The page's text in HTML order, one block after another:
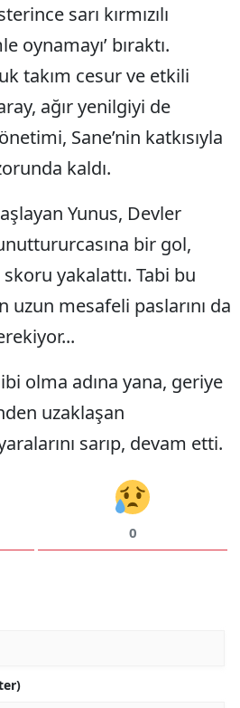
sarı kırmızılı
oynamayı’ bıraktı.
takım cesur ve etkili
ağır yenilgiyi de
Sane’nin katkısıyla
kaldı.
Yunus, Devler
bir gol,
yakalattı. Tabi bu
uzun mesafeli paslarını da
olma adına yana, geriye
uzaklaşan
sarıp, devam etti.
0